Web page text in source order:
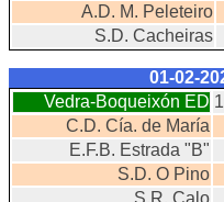
A.D. M. Peleteiro
S.D. Cacheiras
01-02-
Vedra-Boqueixón ED
C.D. Cía. de María
E.F.B. Estrada "B"
S.D. O Pino
S.R. Calo